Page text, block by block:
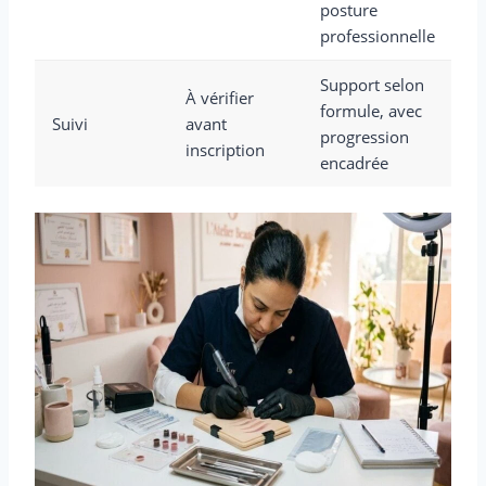
posture
professionnelle
Suivi
À vérifier
avant
inscription
Support selon
formule, avec
progression
encadrée